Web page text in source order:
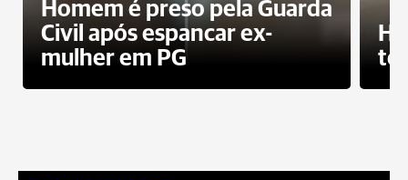
Homem é preso pela Guarda
Civil após espancar ex-
mulher em PG